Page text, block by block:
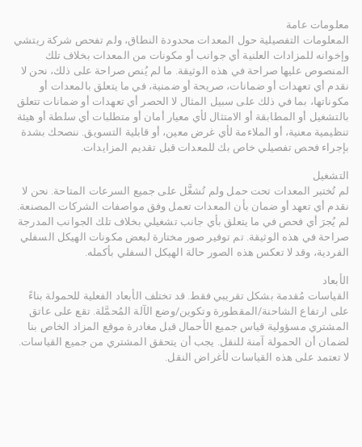
معلومات عامة
المعلومات التفصيلية حول المعدات محدودة النطاق، ولم تفحص شركة ريتشي
وإخوانه للمزادات العلنية أي جوانب أو مكونات من المعدات بخلاف تلك
المنصوص عليها صراحة في هذه الوثيقة. ما لم يُنص صراحة على ذلك، نحن لا
نقدم أي تعهدات أو ضمانات، صريحة أو ضمنية، في ما يتعلق بالمعدات أو
مكوناتها، بما في ذلك على سبيل المثال لا الحصر أي تعهدات أو ضمانات تتعلق
بالتشغيل أو المطابقة أو الامتثال لأي معيار أمان أو متطلبات أي سلطة أو هيئة
تنظيمية معنية، أو الملاءمة لأي غرض معين، أو قابلية التسويق. ننصحك بشدة
بإجراء فحص تفصيلي خاص بك للمعدات قبل تقديم المزايدات.
التشغيل
لم تُختبر المعدات تحت حمل ولم تُشغَّل على جميع السرعات المتاحة. نحن لا
نقدم أي تعهد أو ضمان بأن المعدات تعمل وفق مواصفات الشركات المصنعة.
لم يُجرَ أي فحص في ما يتعلق بأي جانب تشغيلي بخلاف تلك الجوانب المدرجة
صراحة في هذه الوثيقة. تم توفير صور مختارة لبعض مكونات الهيكل السفلي
الفردية، وقد لا تعكس هذه الصور حالة الهيكل السفلي بأكمله.
الأبعاد
القياسات مُقدمة بشكل تقريبي فقط. قد تختلف الأبعاد الفعلية للحمولة بناءً
على ارتفاع الشاحنة/المقطورة وتكوين/وضع الآلة المُحمَّلة. تقع على عاتق
المشتري مسؤولية قياس جميع الأحمال قبل مغادرة موقع المزاد الخاص بنا
لضمان أن الحمولة آمنة للنقل. يجب أن يتحقق المشتري من جميع القياسات.
لا تعتمد على هذه القياسات لأغراض النقل.